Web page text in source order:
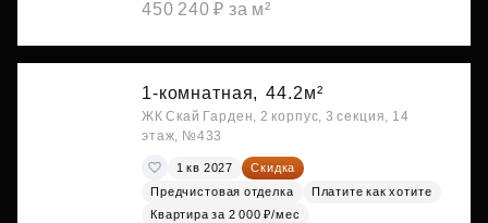
450 240 ₽ за м²
1-комнатная, 44.2м²
ЖК Скай Гарден, 2 корпус, 3 секция, 14
этаж, №433
1 кв 2027
Скидка
Предчистовая отделка
Платите как хотите
Квартира за 2 000 ₽/мес